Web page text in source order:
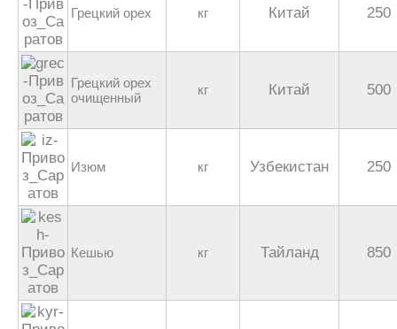
Грецкий орех кг Китай 250
Грецкий орех
очищенный
кг Китай 500
Изюм кг Узбекистан 250
Кешью кг Тайланд 850